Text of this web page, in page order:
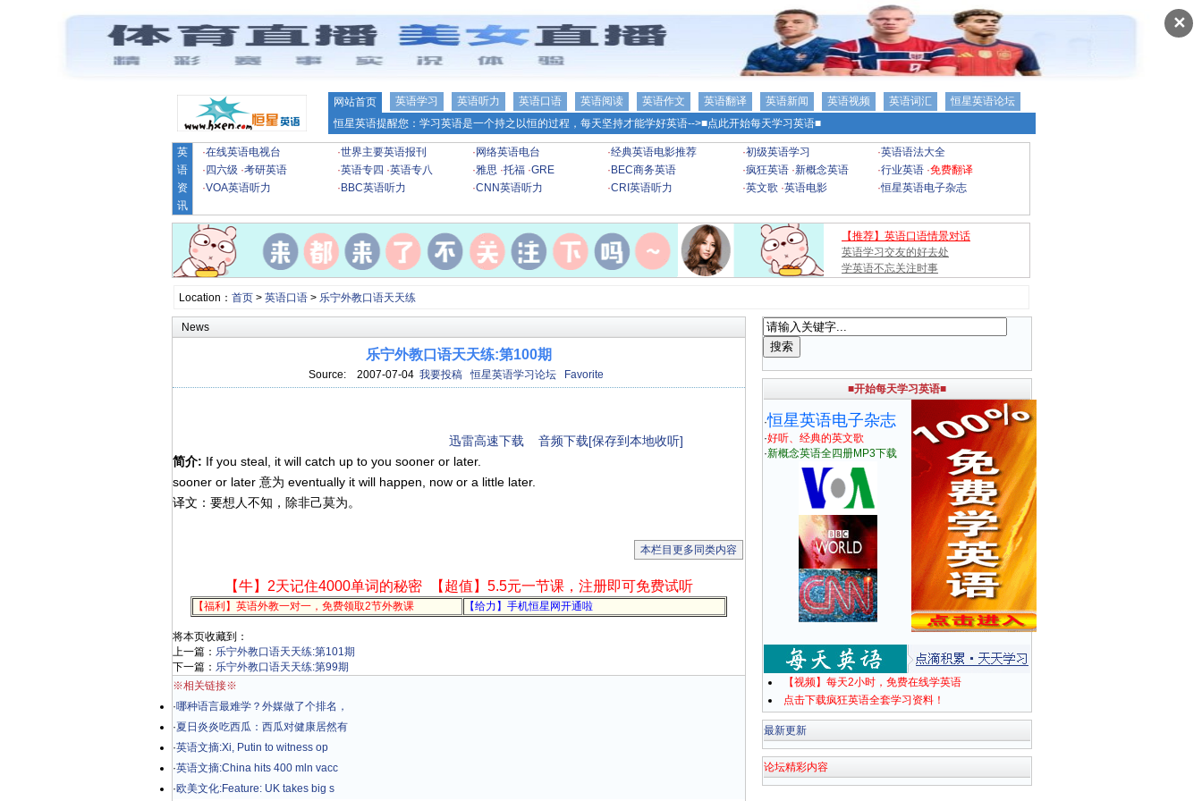
✕
网站首页 英语学习 英语听力 英语口语 英语阅读 英语作文 英语翻译 英语新闻 英语视频 英语词汇
恒星英语论坛
恒星英语提醒您：学习英语是一个持之以恒的过程，每天坚持才能学好英语-->■点此开始每天学习英语■
英
语
资
讯
·在线英语电视台 ·世界主要英语报刊 · 网络英语电台 ·经典英语电影推荐 ·初级英语学习 ·英语语法大全
· 四六级 ·考研英语 ·英语专四 ·英语专八 ·雅思 ·托福 ·GRE · BEC商务英语 ·疯狂英语 ·新概念英语 ·行业英语 ·免费翻译
·VOA英语听力 · BBC英语听力 ·CNN英语听力 ·CRI英语听力 ·英文歌 ·英语电影 ·恒星英语电子杂志
【推荐】英语口语情景对话
英语学习交友的好去处
学英语不忘关注时事
Location： 首页> 英语口语> 乐宁外教口语天天练
News
乐宁外教口语天天练:第100期
Source: 2007-07-04 我要投稿 恒星英语学习论坛 Favorite
迅雷高速下载
音频下载[保存到本地收听]
简介: If you steal, it will catch up to you sooner or later.
sooner or later 意为 eventually it will happen, now or a little later.
译文：要想人不知，除非己莫为。
本栏目更多同类内容
【牛】2天记住4000单词的秘密 【超值】5.5元一节课，注册即可免费试听
【福利】英语外教一对一，免费领取2节外教课 【给力】手机恒星网开通啦
将本页收藏到：
上一篇： 乐宁外教口语天天练:第101期
下一篇： 乐宁外教口语天天练:第99期
※相关链接※
·哪种语言最难学？外媒做了个排名，
·夏日炎炎吃西瓜：西瓜对健康居然有
·英语文摘:Xi, Putin to witness op
·英语文摘:China hits 400 mln vacc
·欧美文化:Feature: UK takes big s
■开始每天学习英语■
·恒星英语电子杂志
·好听、经典的英文歌
·新概念英语全四册MP3下载
【视频】每天2小时，免费在线学英语
点击下载疯狂英语全套学习资料！
最新更新
论坛精彩内容